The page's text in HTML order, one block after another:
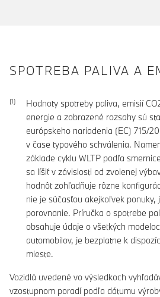
SPOTREBA PALIVA A
Hodnoty spotreby paliva, emisií
energie a zobrazené rozsahy sú
európskeho nariadenia (EC) 715/
v čase typového schválenia.
základe cyklu WLTP podľa
sa líšiť v závislosti od zvolenej
hodnôt zohľadňuje rôzne
nie je súčasťou akejkoľvek ponuky,
porovnanie. Príručka o spotrebe
obsahuje údaje o všetkých
automobilov, je bezplatne k
mieste.
Vozidlá uvedené vo výsledkoch
vzostupnom poradí podľa dátumu